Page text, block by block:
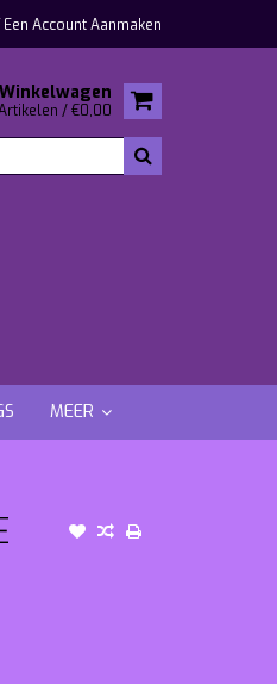
Een Account Aanmaken
Winkelwagen
/ €0,00
MEER